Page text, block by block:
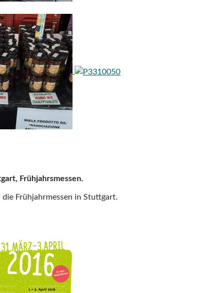
Frühjahrsmessen.
Frühjahrmessen in Stuttgart.